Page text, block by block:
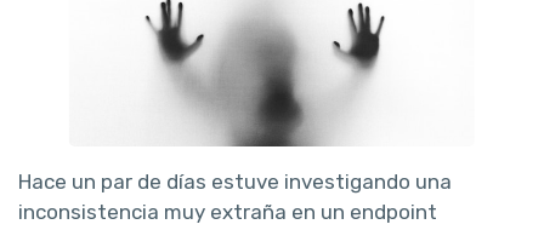
Hace un par de días estuve investigando una
inconsistencia muy extraña en un endpoint